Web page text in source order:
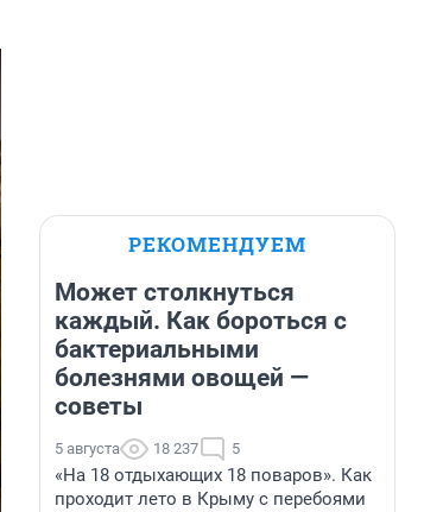
РЕКОМЕНДУЕМ
Может столкнуться
каждый. Как бороться с
бактериальными
болезнями овощей —
советы
5 августа 18 237 5
«На 18 отдыхающих 18 поваров». Как
проходит лето в Крыму с перебоями